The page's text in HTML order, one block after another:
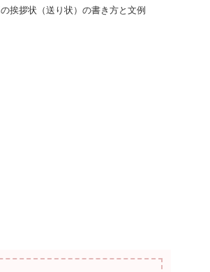
挨拶状（送り状）の書き方と文例